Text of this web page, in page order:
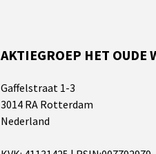
AKTIEGROEP HET OUDE
Gaffelstraat 1-3
3014 RA Rotterdam
Nederland